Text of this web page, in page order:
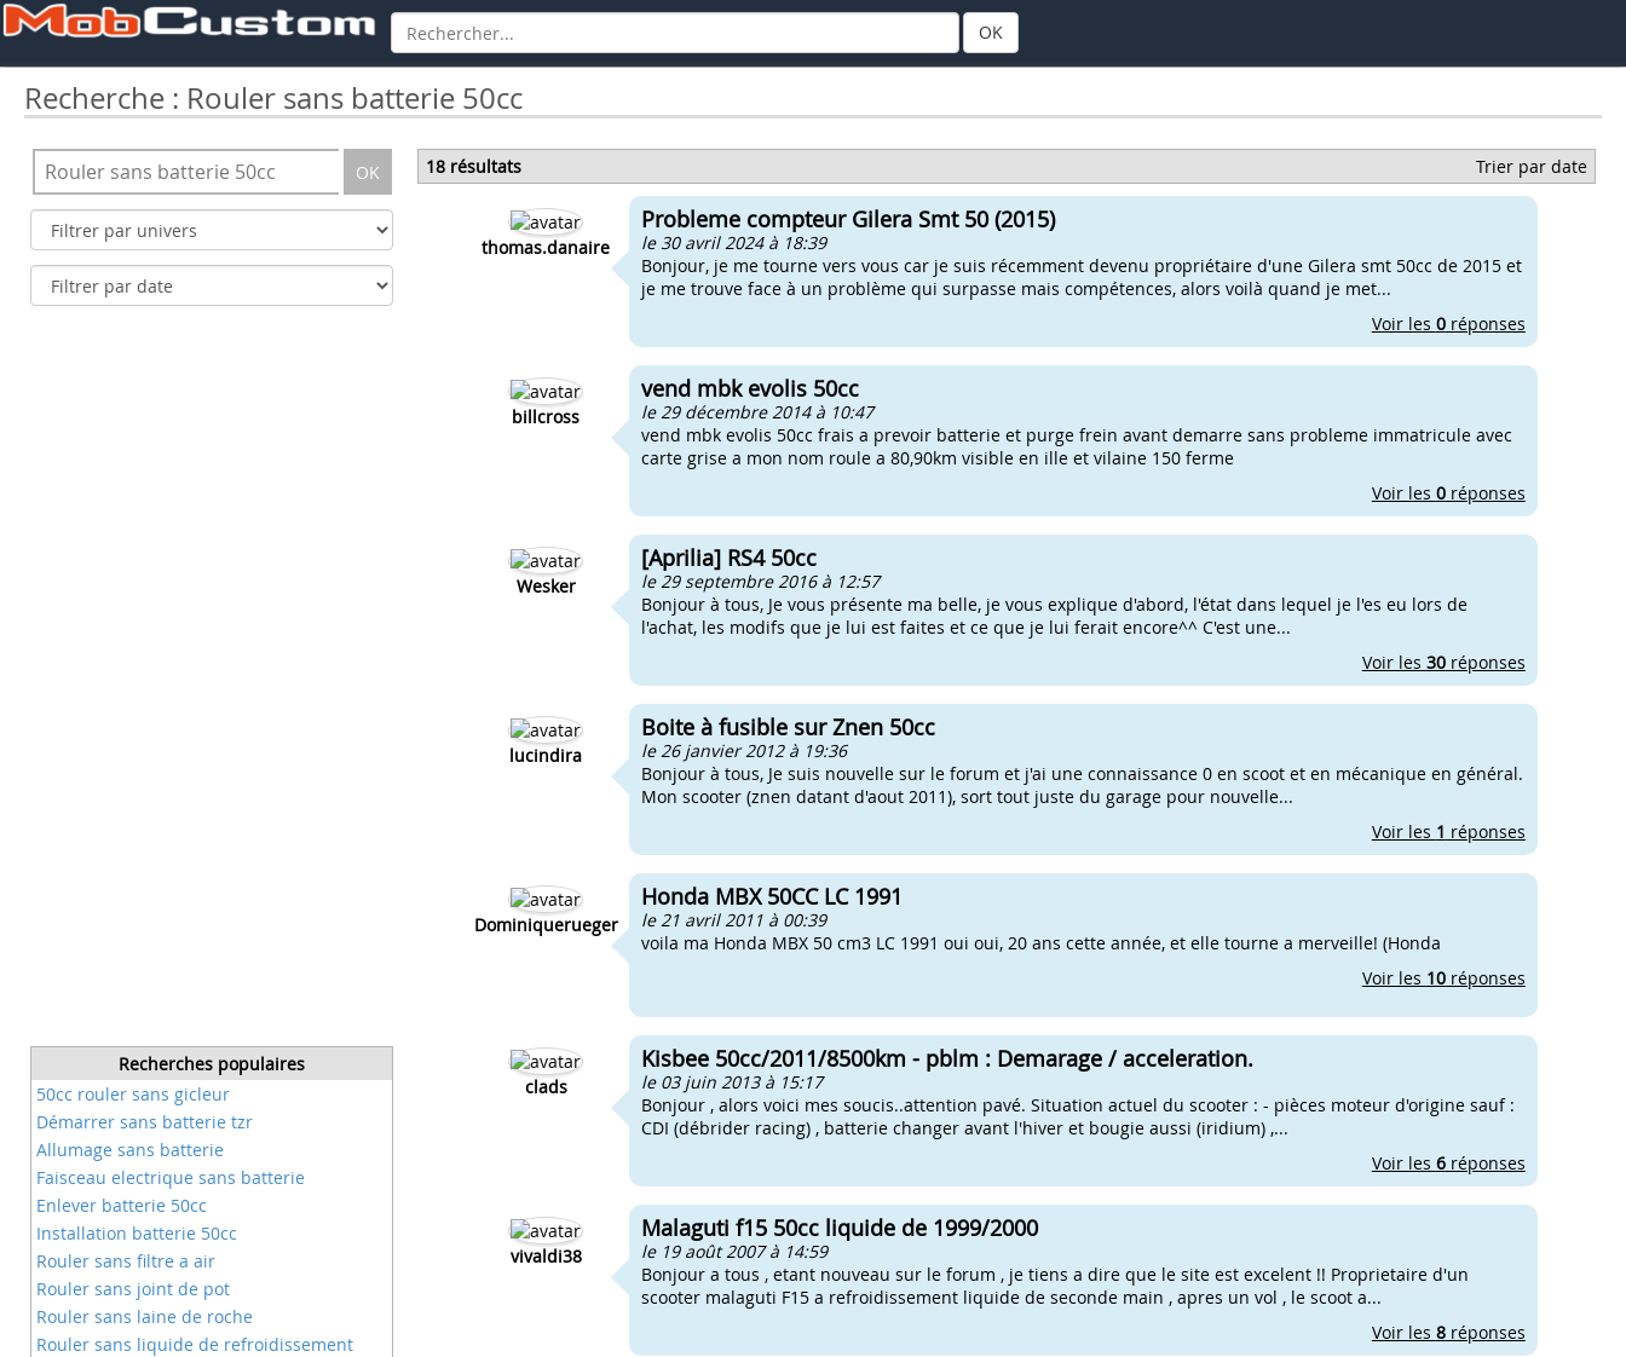
OK
Recherche : Rouler sans batterie 50cc
OK
Recherches populaires
50cc rouler sans gicleur
Démarrer sans batterie tzr
Allumage sans batterie
Faisceau electrique sans batterie
Enlever batterie 50cc
Installation batterie 50cc
Rouler sans filtre a air
Rouler sans joint de pot
Rouler sans laine de roche
Rouler sans liquide de refroidissement
18 résultats Trier par date
thomas.danaire
Probleme compteur Gilera Smt 50 (2015)
le 30 avril 2024 à 18:39
Bonjour, je me tourne vers vous car je suis récemment devenu propriétaire d'une Gilera smt 50cc de 2015 et
je me trouve face à un problème qui surpasse mais compétences, alors voilà quand je met...
Voir les 0réponses
billcross
vend mbk evolis 50cc
le 29 décembre 2014 à 10:47
vend mbk evolis 50cc frais a prevoir batterie et purge frein avant demarre sans probleme immatricule avec
carte grise a mon nom roule a 80,90km visible en ille et vilaine 150 ferme
Voir les 0réponses
Wesker
[Aprilia] RS4 50cc
le 29 septembre 2016 à 12:57
Bonjour à tous, Je vous présente ma belle, je vous explique d'abord, l'état dans lequel je l'es eu lors de
l'achat, les modifs que je lui est faites et ce que je lui ferait encore^^ C'est une...
Voir les 30réponses
lucindira
Boite à fusible sur Znen 50cc
le 26 janvier 2012 à 19:36
Bonjour à tous, Je suis nouvelle sur le forum et j'ai une connaissance 0 en scoot et en mécanique en général.
Mon scooter (znen datant d'aout 2011), sort tout juste du garage pour nouvelle...
Voir les 1 réponses
Dominiquerueger
Honda MBX 50CC LC 1991
le 21 avril 2011 à 00:39
voila ma Honda MBX 50 cm3 LC 1991 oui oui, 20 ans cette année, et elle tourne a merveille! (Honda
Voir les 10réponses
clads
Kisbee 50cc/2011/8500km - pblm : Demarage / acceleration.
le 03 juin 2013 à 15:17
Bonjour , alors voici mes soucis..attention pavé. Situation actuel du scooter : - pièces moteur d'origine sauf :
CDI (débrider racing) , batterie changer avant l'hiver et bougie aussi (iridium) ,...
Voir les 6réponses
vivaldi38
Malaguti f15 50cc liquide de 1999/2000
le 19 août 2007 à 14:59
Bonjour a tous , etant nouveau sur le forum , je tiens a dire que le site est excelent !! Proprietaire d'un
scooter malaguti F15 a refroidissement liquide de seconde main , apres un vol , le scoot a...
Voir les 8réponses